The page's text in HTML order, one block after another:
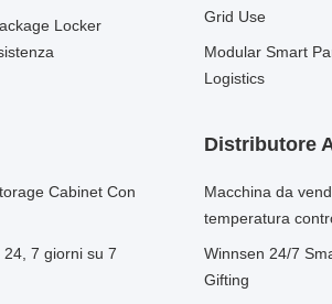
Locker
Grid Use
Modular Smart
Logistics
Cabinet Con
7 giorni su 7
Distributore
Macchina da
temperatura
Winnsen 24/7
Gifting